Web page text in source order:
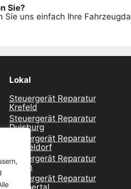
Sie?
Sie uns einfach Ihre
Lokal
Steuergerät Reparatur
Krefeld
Steuergerät Reparatur
Duisburg
Steuergerät Reparatur
Düsseldorf
Steuergerät Reparatur
Essen
Steuergerät Reparatur
Wuppertal